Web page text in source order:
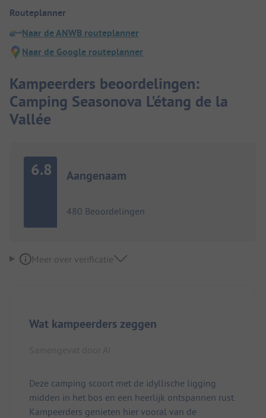
Routeplanner
Naar de ANWB routeplanner
Naar de Google routeplanner
Kampeerders beoordelingen:
Camping Seasonova L'étang de la
Vallée
6.8 Aangenaam
480 Beoordelingen
Meer over verificatie
Wat kampeerders zeggen
Deze camping scoort met de idyllische ligging
midden in het bos en een heerlijk ontspannen rust.
Kampeerders genieten hier vooral van de